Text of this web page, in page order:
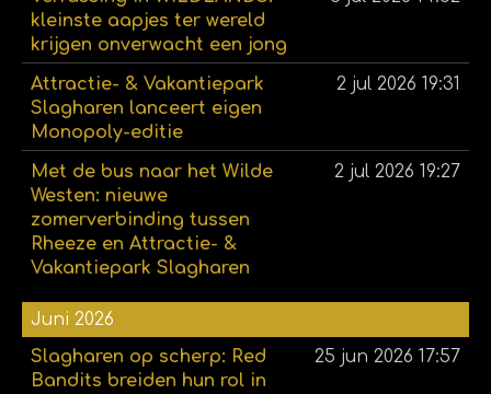
kleinste aapjes ter wereld
krijgen onverwacht een jong
Attractie- & Vakantiepark
Slagharen lanceert eigen
Monopoly-editie
2 jul 2026 19:31
Met de bus naar het Wilde
Westen: nieuwe
zomerverbinding tussen
Rheeze en Attractie- &
Vakantiepark Slagharen
2 jul 2026 19:27
Juni 2026
Slagharen op scherp: Red
Bandits breiden hun rol in
25 jun 2026 17:57